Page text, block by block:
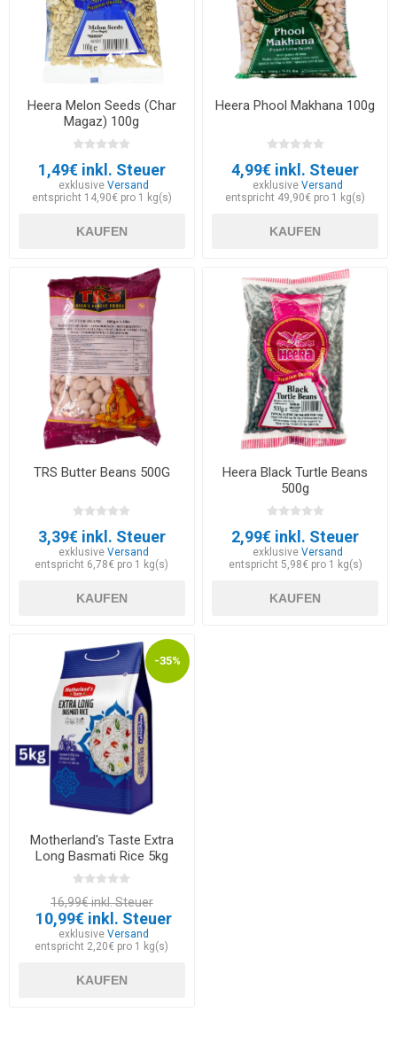
Heera Melon Seeds (Char
Magaz) 100g
1,49€ inkl. Steuer
exklusiveVersand
entspricht 14,90€ pro 1 kg(s)
KAUFEN
Heera Phool Makhana 100g
4,99€ inkl. Steuer
exklusive Versand
entspricht 49,90€ pro 1 kg(s)
KAUFEN
TRS Butter Beans 500G
3,39€ inkl. Steuer
exklusiveVersand
entspricht 6,78€ pro 1 kg(s)
KAUFEN
Heera Black Turtle Beans
500g
2,99€ inkl. Steuer
exklusive Versand
entspricht 5,98€ pro 1 kg(s)
KAUFEN
-35%
Motherland's Taste Extra
Long Basmati Rice 5kg
16,99€ inkl. Steuer
10,99€ inkl. Steuer
exklusiveVersand
entspricht 2,20€ pro 1 kg(s)
KAUFEN